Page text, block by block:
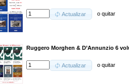
Actualizar oquitar
Ruggero Morghen & D’Annunzio 6
Actualizar oquitar